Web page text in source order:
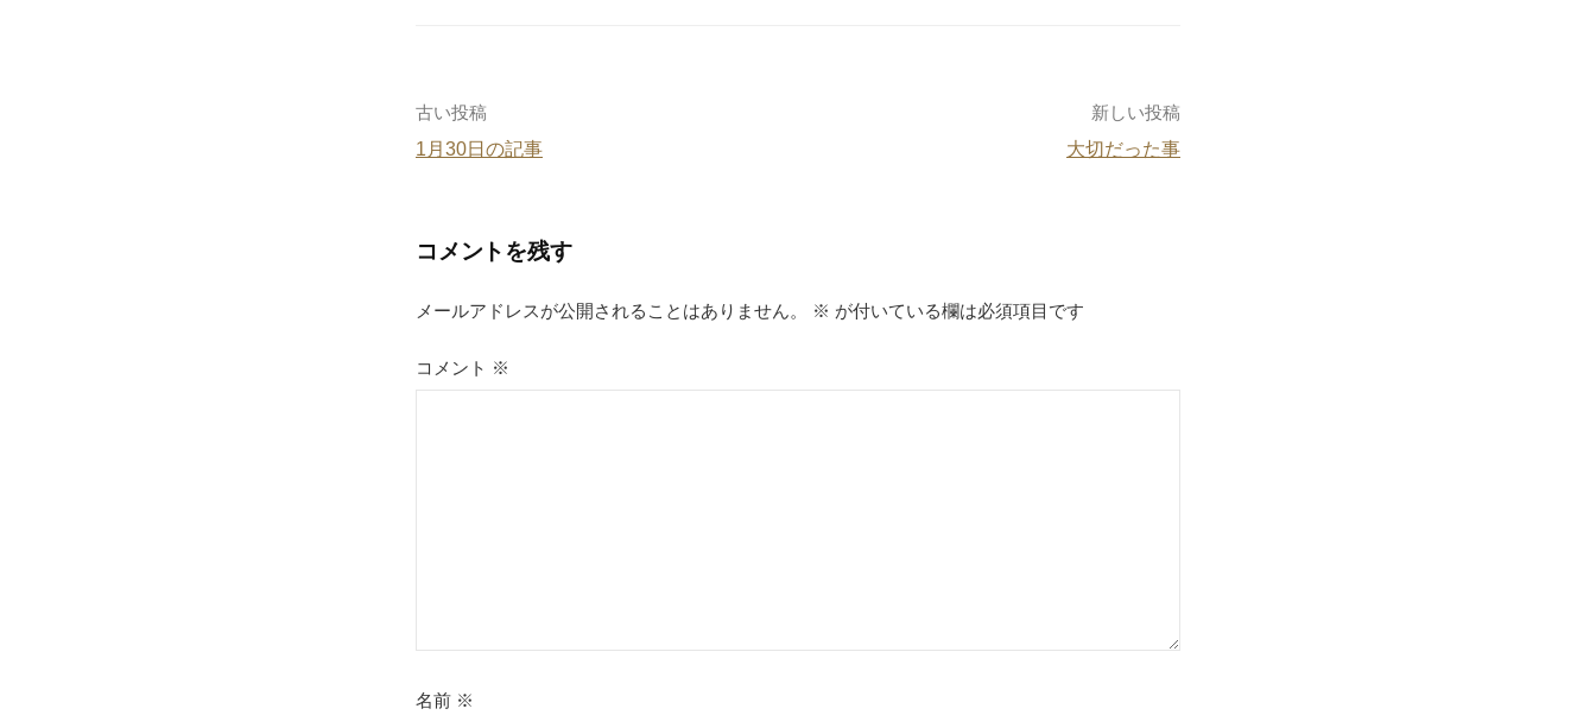
o
k
投
稿
ビ
ゲ
ー
古い投稿
1月30日の記事
新しい投稿
大切だった事
コメントを残す
メールアドレスが公開されることはありません。 ※ が付いている欄は必須項目です
コメント ※
名前 ※